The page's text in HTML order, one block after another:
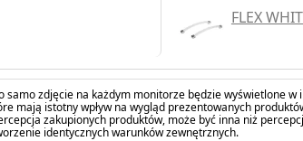
FLEX
samo zdjęcie na każdym monitorze będzie wyświetlone w
mają istotny wpływ na wygląd prezentowanych
zakupionych produktów, może być inna niż
identycznych warunków zewnętrznych.